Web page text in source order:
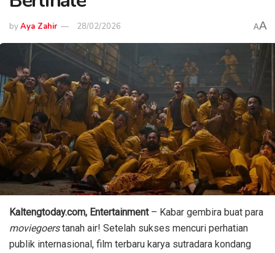
byAya Zahir 28/02/2026 AA
Kaltengtoday.com, Entertainment– Kabar gembira buat para
moviegoerstanah air! Setelah sukses mencuri perhatian
publik internasional, film terbaru karya sutradara kondang